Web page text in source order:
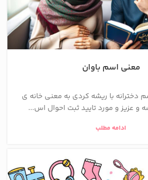
معنی اسم باوان
دخترانه با ریشه کردی به معنی خانه ی
و عزیز و مورد تایید ثبت احوال اس...
ادامه مطلب